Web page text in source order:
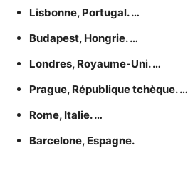
Lisbonne, Portugal. …
Budapest, Hongrie. …
Londres, Royaume-Uni. …
Prague, République tchèque. …
Rome, Italie. …
Barcelone, Espagne.